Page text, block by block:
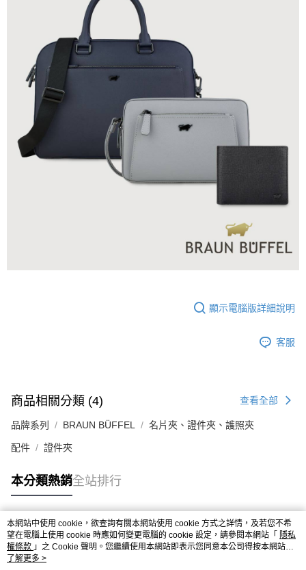
顯示電腦版詳細說明
客服
商品相關分類 (4) 查看全部
品牌系列 BRAUN BÜFFEL 名片夾、證件夾、護照夾
配件 證件夾
本分類熱銷全站排行
熱門標籤
本網站中使用 cookie，欲查詢有關本網站使用 cookie 方式之詳情，及若您不希
望在電腦上使用 cookie 時應如何變更電腦的 cookie 設定，請參閱本網站「 隱私
權條款 」之 Cookie 聲明。您繼續使用本網站即表示您同意本公司得按本網站使
用條款之 Cookie 聲明使用 cookie。
了解更多 >